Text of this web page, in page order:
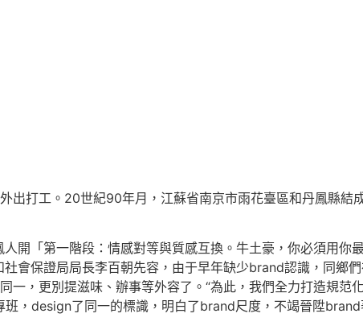
出打工。20世紀90年月，江蘇省南京市雨花臺區和丹鳳縣結
開「第一階段：情感對等與質感互換。牛土豪，你必須用你
會保證局局長李百朝先容，由于早年缺少brand認識，同鄉
，更別提滋味、辦事等外容了。“為此，我們全力打造規范
，design了同一的標識，明白了brand尺度，不竭晉陞brand